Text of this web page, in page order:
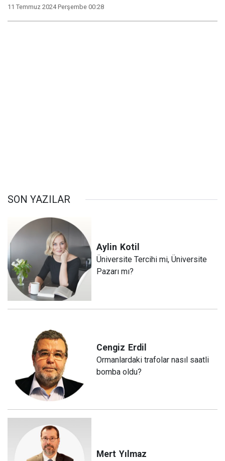
11 Temmuz 2024 Perşembe 00:28
SON YAZILAR
Aylin Kotil
Üniversite Tercihi mi, Üniversite
Pazarı mı?
Cengiz Erdil
Ormanlardaki trafolar nasıl saatli
bomba oldu?
Mert Yılmaz